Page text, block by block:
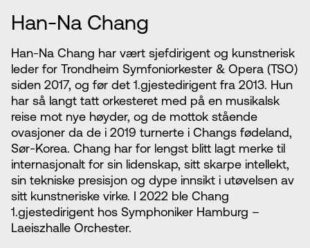
Han-Na Chang
Han-Na Chang har vært sjefdirigent og kunstnerisk
leder for Trondheim Symfoniorkester & Opera (TSO)
siden 2017, og før det 1.gjestedirigent fra 2013. Hun
har så langt tatt orkesteret med på en musikalsk
reise mot nye høyder, og de mottok stående
ovasjoner da de i 2019 turnerte i Changs fødeland,
Sør-Korea. Chang har for lengst blitt lagt merke til
internasjonalt for sin lidenskap, sitt skarpe intellekt,
sin tekniske presisjon og dype innsikt i utøvelsen av
sitt kunstneriske virke. I 2022 ble Chang
1.gjestedirigent hos Symphoniker Hamburg –
Laeiszhalle Orchester.